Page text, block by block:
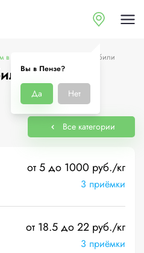
Вы в Пензе?
Да Нет
Пензе Цены на автомобили
в Пензе
Все категории
от 5 до 1000 руб./кг
3 приёмки
от 18.5 до 22 руб./кг
3 приёмки